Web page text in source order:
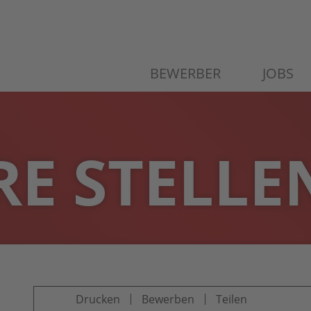
BEWERBER JOBS
Drucken Bewerben Teilen